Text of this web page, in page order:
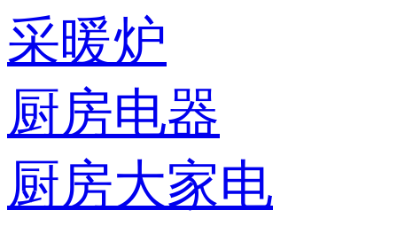
采暖炉
厨房电器
厨房大家电